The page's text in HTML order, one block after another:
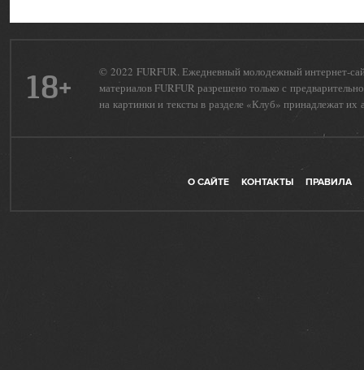
18+
© 2022 FURFUR. Ежедневный молодежный интернет-
материалов FURFUR разрешено только с
на картинки и тексты в разделе «Клуб» принадлежат их
О САЙТЕ КОНТАКТЫ ПРАВИЛА